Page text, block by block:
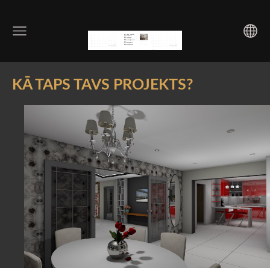
KĀ TAPS TAVS PROJEKTS?